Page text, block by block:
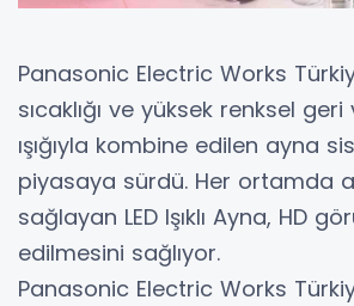
Panasonic Electric Works
sıcaklığı ve yüksek renksel geri
ışığıyla kombine edilen ayna
piyasaya sürdü. Her ortamda
sağlayan LED Işıklı Ayna, HD
edilmesini sağlıyor.
Panasonic Electric Works